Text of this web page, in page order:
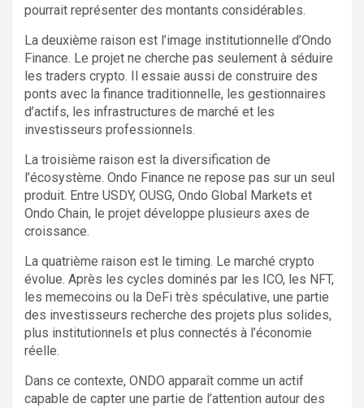
pourrait représenter des montants considérables.
La deuxième raison est l’image institutionnelle d’Ondo
Finance. Le projet ne cherche pas seulement à séduire
les traders crypto. Il essaie aussi de construire des
ponts avec la finance traditionnelle, les gestionnaires
d’actifs, les infrastructures de marché et les
investisseurs professionnels.
La troisième raison est la diversification de
l’écosystème. Ondo Finance ne repose pas sur un seul
produit. Entre USDY, OUSG, Ondo Global Markets et
Ondo Chain, le projet développe plusieurs axes de
croissance.
La quatrième raison est le timing. Le marché crypto
évolue. Après les cycles dominés par les ICO, les NFT,
les memecoins ou la DeFi très spéculative, une partie
des investisseurs recherche des projets plus solides,
plus institutionnels et plus connectés à l’économie
réelle.
Dans ce contexte, ONDO apparaît comme un actif
capable de capter une partie de l’attention autour des